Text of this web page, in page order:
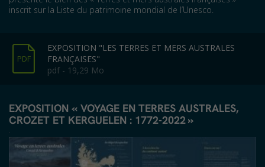
inscrit sur la Liste du patrimoine mondial de l’Unesco.
PDF
EXPOSITION "LES TERRES ET MERS AUSTRALES
FRANÇAISES"
pdf - 19,29 Mo
EXPOSITION « VOYAGE EN TERRES AUSTRALES,
CROZET ET KERGUELEN : 1772-2022 »